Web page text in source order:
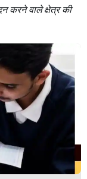
करने वाले क्षेत्र की